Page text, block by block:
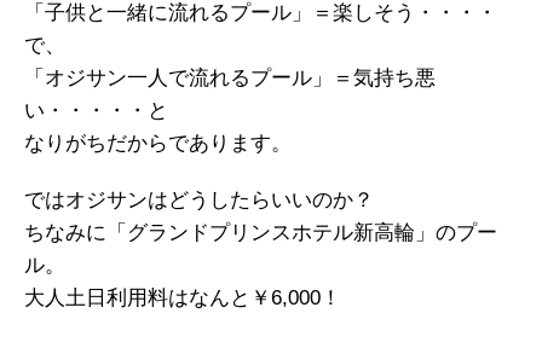
「子供と一緒に流れるプール」＝楽しそう・・・・
で、
「オジサン一人で流れるプール」＝気持ち悪
い・・・・・と
なりがちだからであります。
ではオジサンはどうしたらいいのか？
ちなみに「グランドプリンスホテル新高輪」のプー
ル。
大人土日利用料はなんと￥6,000！